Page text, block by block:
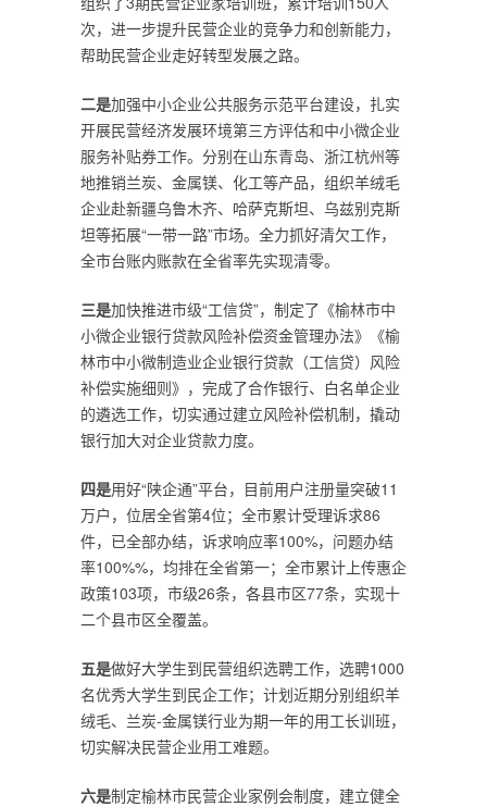
次，进一步提升民营企业的竞争力和创新能力，‌
帮助民营企业走好转型发展之路。
二是加强中小企业公共服务示范平台建设，扎实
开展民营经济发展环境第三方评估和中小微企业
服务补贴券工作。分别在山东青岛、浙江杭州等
地推销兰炭、金属镁、化工等产品，组织羊绒毛
企业赴新疆乌鲁木齐、哈萨克斯坦、乌兹别克斯
坦等拓展“一带一路”市场。全力抓好清欠工作，
全市台账内账款在全省率先实现清零。
三是加快推进市级“工信贷”，制定了《榆林市中
小微企业银行贷款风险补偿资金管理办法》《榆
林市中小微制造业企业银行贷款（工信贷）风险
补偿实施细则》，完成了合作银行、白名单企业
的遴选工作，切实通过建立风险补偿机制，撬动
银行加大对企业贷款力度。
四是用好“陕企通”平台，目前用户注册量突破11
万户，位居全省第4位；全市累计受理诉求86
件，已全部办结，诉求响应率100%，问题办结
率100%%，均排在全省第一；全市累计上传惠企
政策103项，市级26条，各县市区77条，实现十
二个县市区全覆盖。
五是做好大学生到民营组织选聘工作，选聘1000
名优秀大学生到民企工作；计划近期分别组织羊
绒毛、兰炭-金属镁行业为期一年的用工长训班，
切实解决民营企业用工难题。
六是制定榆林市民营企业家例会制度，建立健全